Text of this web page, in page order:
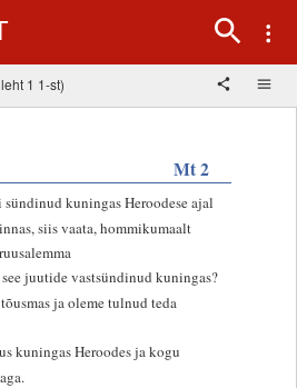
1 1-st)
Mt 2
kuningas Heroodese ajal
siis vaata, hommikumaalt
juutide vastsündinud kuningas?
ja oleme tulnud teda
kuningas Heroodes ja kogu